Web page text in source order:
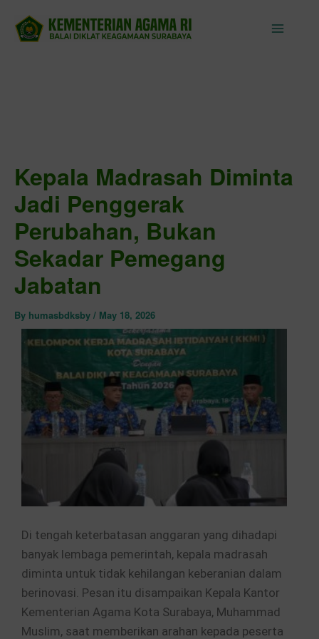
content
Kepala Madrasah Diminta
Jadi Penggerak
Perubahan, Bukan
Sekadar Pemegang
Jabatan
By humasbdksby / May 18, 2026
Di tengah keterbatasan anggaran yang dihadapi
banyak lembaga pemerintah, kepala madrasah
diminta untuk tidak kehilangan keberanian dalam
berinovasi. Pesan itu disampaikan Kepala Kantor
Kementerian Agama Kota Surabaya, Muhammad
Muslim, saat memberikan arahan kepada peserta